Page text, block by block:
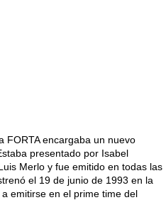
FORTA encargaba un nuevo
presentado por Isabel
Merlo y fue emitido en todas las
el 19 de junio de 1993 en la
emitirse en el prime time del